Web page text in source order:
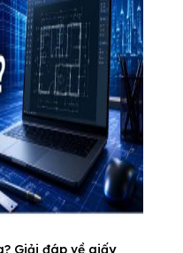
Giải đáp về giấy